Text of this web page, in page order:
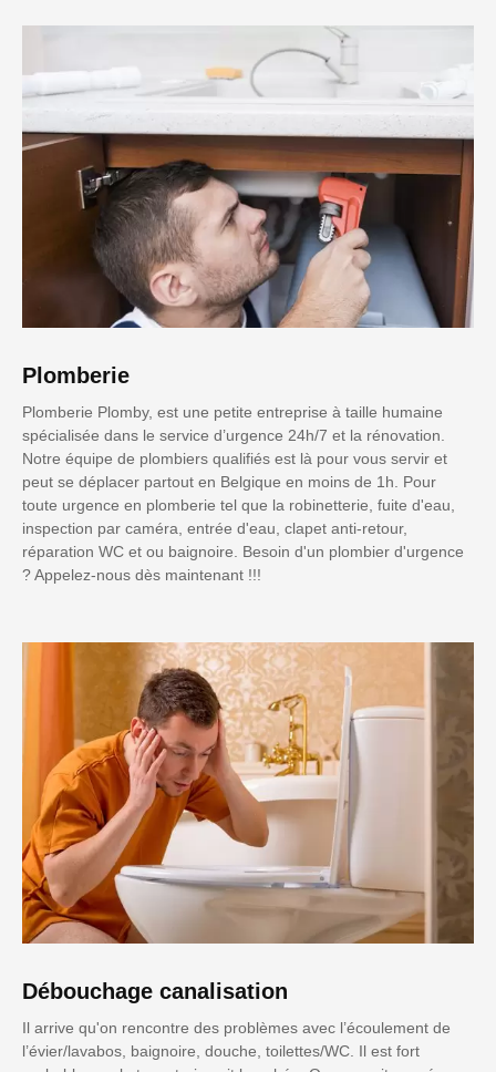
Plomberie
Plomberie Plomby, est une petite entreprise à taille humaine
spécialisée dans le service d’urgence 24h/7 et la rénovation.
Notre équipe de plombiers qualifiés est là pour vous servir et
peut se déplacer partout en Belgique en moins de 1h. Pour
toute urgence en plomberie tel que la robinetterie, fuite d'eau,
inspection par caméra, entrée d'eau, clapet anti-retour,
réparation WC et ou baignoire. Besoin d'un plombier d'urgence
? Appelez-nous dès maintenant !!!
Débouchage canalisation
Il arrive qu'on rencontre des problèmes avec l’écoulement de
l’évier/lavabos, baignoire, douche, toilettes/WC. Il est fort